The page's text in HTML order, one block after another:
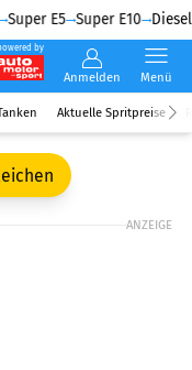
Super E5 Super E10 Diesel
by
Anmelden Menü
Aktuelle Spritpreise
ANZEIGE